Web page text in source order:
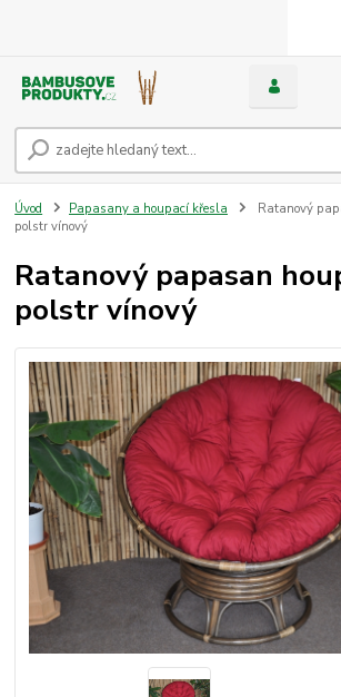
Úvod Papasany a houpací křesla
Ratanový
polstr vínový
Ratanový papasan
polstr vínový